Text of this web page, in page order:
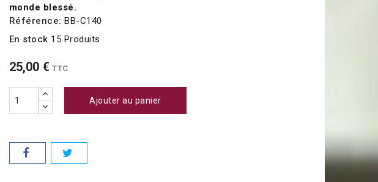
monde blessé.
Référence: BB-C140
En stock 15 Produits
25,00 € TTC
Ajouter au panier